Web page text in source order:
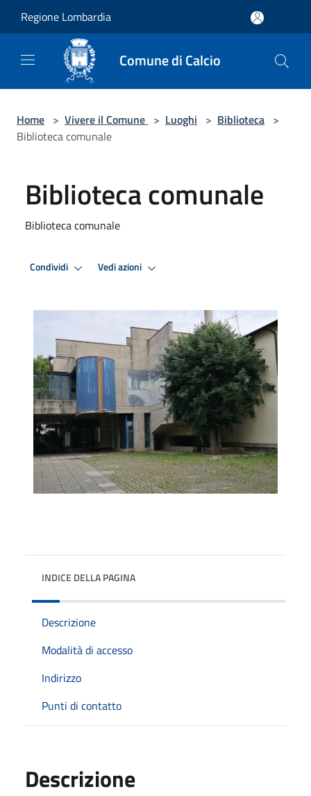
Regione Lombardia
Comune di Calcio
Home > Vivere il Comune > Luoghi > Biblioteca >
Biblioteca comunale
Biblioteca comunale
Biblioteca comunale
Condividi Vedi azioni
INDICE DELLA PAGINA
Descrizione
Modalità di accesso
Indirizzo
Punti di contatto
Descrizione